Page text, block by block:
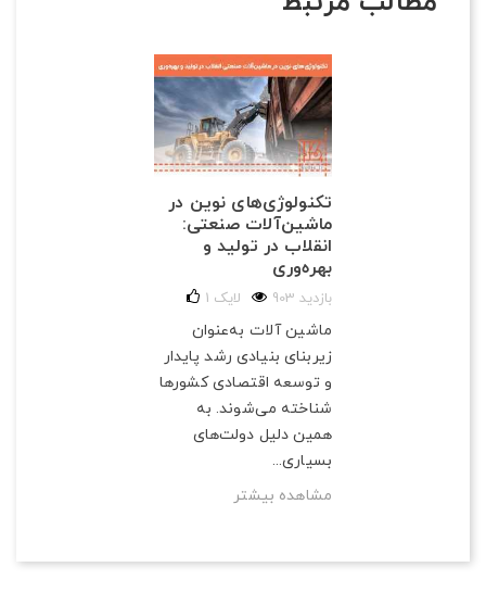
تکنولوژی‌های نوین در
ماشین‌آلات صنعتی:
انقلاب در تولید و
بهره‌وری
903 بازدید 1 لایک
ماشین آلات به‌عنوان
زیربنای بنیادی رشد پایدار
و توسعه اقتصادی کشورها
شناخته می‌شوند. به
همین دلیل دولت‌های
بسیاری...
مشاهده بیشتر